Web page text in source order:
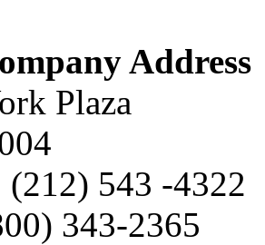
Address
Plaza
(212) 543 -4322
343-2365